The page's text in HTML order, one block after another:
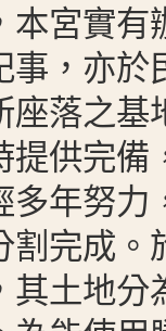
本宮實有
事，亦於
座落之基
提供完備
多年努力
割完成。
其土地分